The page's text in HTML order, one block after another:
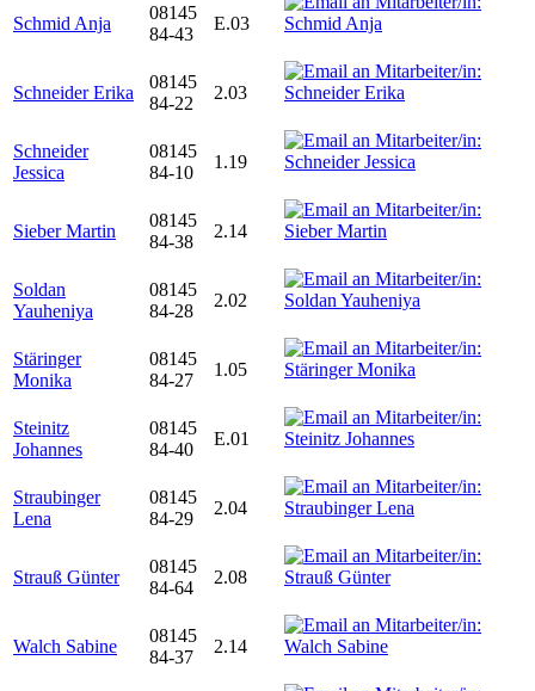
Schmid Anja
08145
84-43
E.03
Schneider Erika
08145
84-22
2.03
Schneider
Jessica
08145
84-10
1.19
Sieber Martin
08145
84-38
2.14
Soldan
Yauheniya
08145
84-28
2.02
Stäringer
Monika
08145
84-27
1.05
Steinitz
Johannes
08145
84-40
E.01
Straubinger
Lena
08145
84-29
2.04
Strauß Günter
08145
84-64
2.08
Walch Sabine
08145
84-37
2.14